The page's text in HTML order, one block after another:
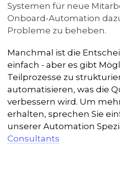
Systemen für neue
Onboard-Automation
Probleme zu beheben.
Manchmal ist die
einfach - aber es gibt
Teilprozesse zu
automatisieren, was die
verbessern wird. Um
erhalten, sprechen Sie
unserer Automation
Consultants